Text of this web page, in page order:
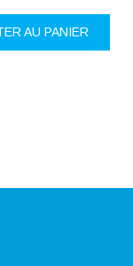
AU PANIER